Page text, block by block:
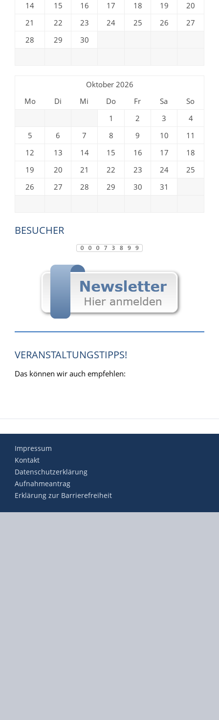
14
15 16 17 18 19
20
21
22 23 24 25 26
27
28
29 30
Oktober 2026
Mo
Di Mi Do Fr Sa
So
1
2 3
4
5
6 7 8 9 10
11
12
13 14 15 16 17
18
19
20 21 22 23 24
25
26
27 28 29 30 31
BESUCHER
VERANSTALTUNGSTIPPS!
Das können wir auch empfehlen:
Impressum
Kontakt
Datenschutzerklärung
Aufnahmeantrag
Erklärung zur Barrierefreiheit